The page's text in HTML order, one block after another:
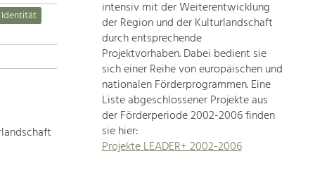
in
unserer
Region
ist
sehr
vielfältig.
Deshalb
geben
wir
hier
Identität
intensiv mit der Weiterentwicklung
der Region und der Kulturlandschaft
durch entsprechende
Projektvorhaben. Dabei bedient sie
sich einer Reihe von europäischen und
nationalen Förderprogrammen. Eine
Liste abgeschlossener Projekte aus
der Förderperiode 2002-2006 finden
sie hier:
Projekte LEADER+ 2002-2006